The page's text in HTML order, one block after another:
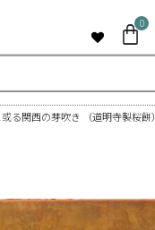
0
る関西の芽吹き （道明寺製桜餅）